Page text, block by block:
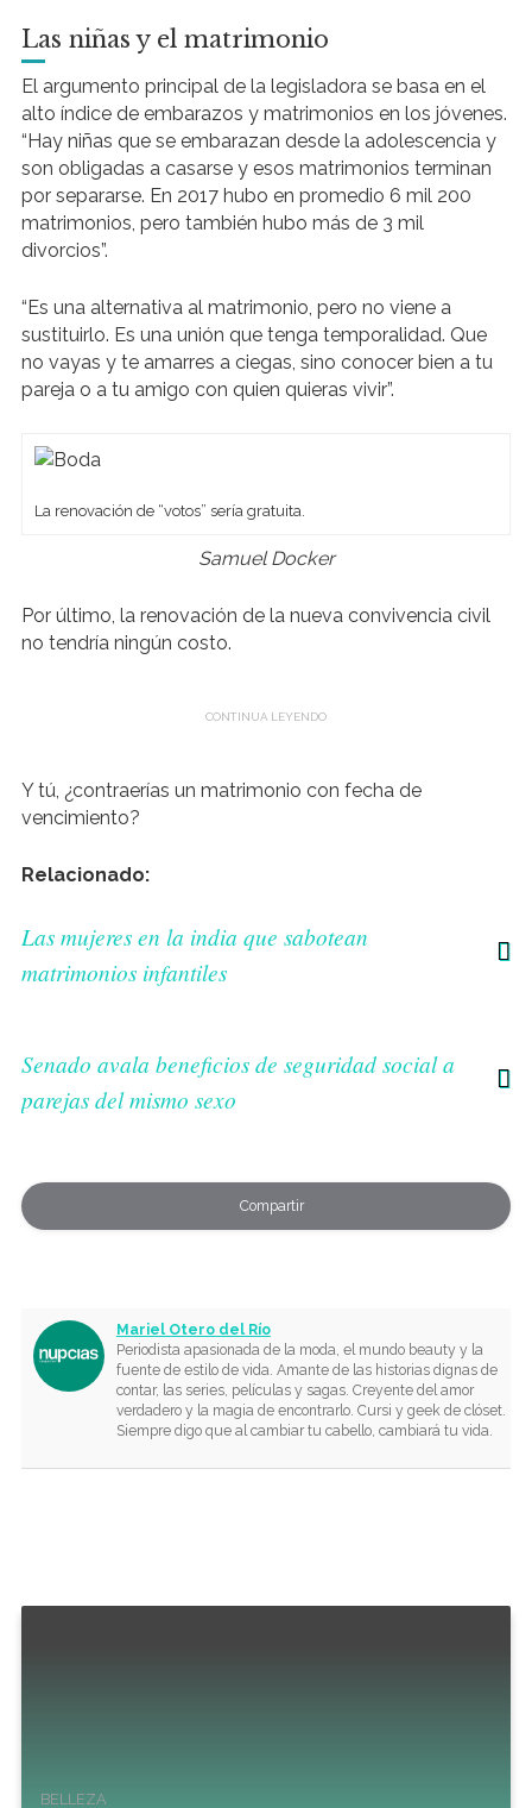
Las niñas y el matrimonio
El argumento principal de la legisladora se basa en el
alto índice de embarazos y matrimonios en los jóvenes.
“Hay niñas que se embarazan desde la adolescencia y
son obligadas a casarse y esos matrimonios terminan
por separarse. En 2017 hubo en promedio 6 mil 200
matrimonios, pero también hubo más de 3 mil
divorcios”.
“Es una alternativa al matrimonio, pero no viene a
sustituirlo. Es una unión que tenga temporalidad. Que
no vayas y te amarres a ciegas, sino conocer bien a tu
pareja o a tu amigo con quien quieras vivir”.
La renovación de “votos” sería gratuita.
Samuel Docker
Por último, la renovación de la nueva convivencia civil
no tendría ningún costo.
Y tú, ¿contraerías un matrimonio con fecha de
vencimiento?
Relacionado:
Las mujeres en la india que sabotean
matrimonios infantiles
Senado avala beneficios de seguridad social a
parejas del mismo sexo
Compartir
Mariel Otero del Río
Periodista apasionada de la moda, el mundo beauty y la
fuente de estilo de vida. Amante de las historias dignas de
contar, las series, películas y sagas. Creyente del amor
verdadero y la magia de encontrarlo. Cursi y geek de clóset.
Siempre digo que al cambiar tu cabello, cambiará tu vida.
BELLEZA